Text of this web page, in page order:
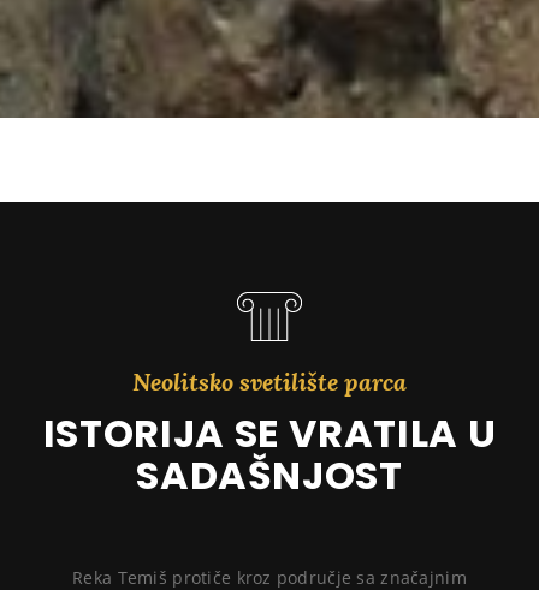
Neolitsko svetilište parca
ISTORIJA SE VRATILA U
SADAŠNJOST
Reka Temiš protiče kroz područje sa značajnim